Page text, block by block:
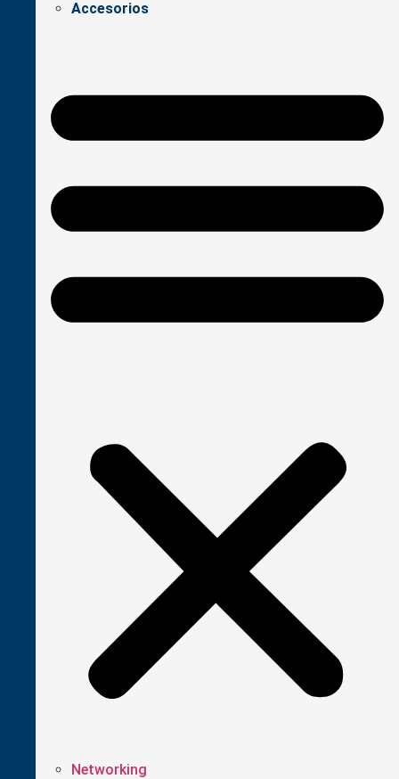
Accesorios
Networking